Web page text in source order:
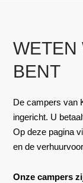
WETEN
BENT
De campers van
ingericht. U
Op deze pagina
en de
Onze campers